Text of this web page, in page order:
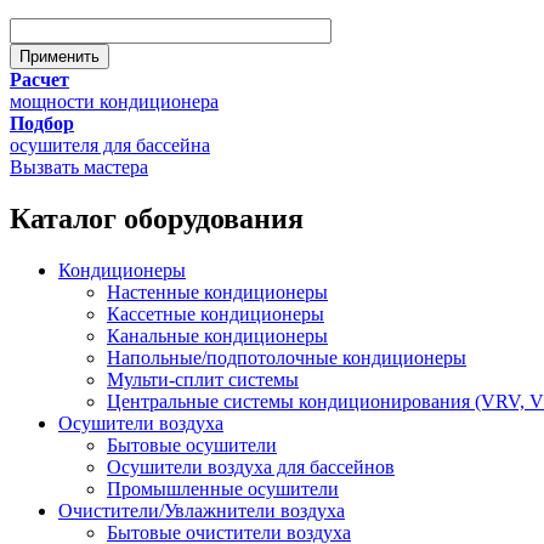
Расчет
мощности кондиционера
Подбор
осушителя для бассейна
Вызвать мастера
Каталог оборудования
Кондиционеры
Настенные кондиционеры
Кассетные кондиционеры
Канальные кондиционеры
Напольные/подпотолочные кондиционеры
Мульти-сплит системы
Центральные системы кондиционирования (VRV,
Осушители воздуха
Бытовые осушители
Осушители воздуха для бассейнов
Промышленные осушители
Очистители/Увлажнители воздуха
Бытовые очистители воздуха